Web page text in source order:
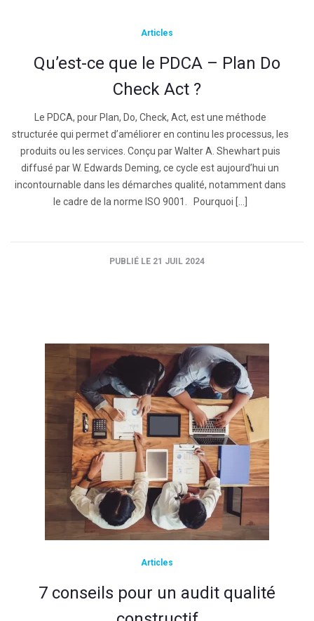
Articles
Qu’est-ce que le PDCA – Plan Do
Check Act ?
Le PDCA, pour Plan, Do, Check, Act, est une méthode
structurée qui permet d’améliorer en continu les processus, les
produits ou les services. Conçu par Walter A. Shewhart puis
diffusé par W. Edwards Deming, ce cycle est aujourd’hui un
incontournable dans les démarches qualité, notamment dans
le cadre de la norme ISO 9001. Pourquoi […]
PUBLIÉ LE 21 JUIL 2024
Articles
7 conseils pour un audit qualité